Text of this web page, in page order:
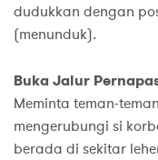
dudukkan dengan
(menunduk).
Buka Jalur
Meminta teman-
mengerubungi si
berada di sekitar